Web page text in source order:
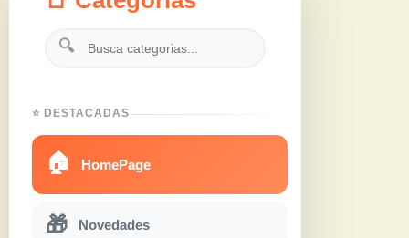
🔍
⭐ DESTACADAS
🏠 HomePage
🎁 Novedades